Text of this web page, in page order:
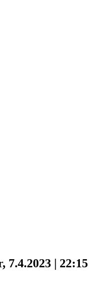
| 22:15